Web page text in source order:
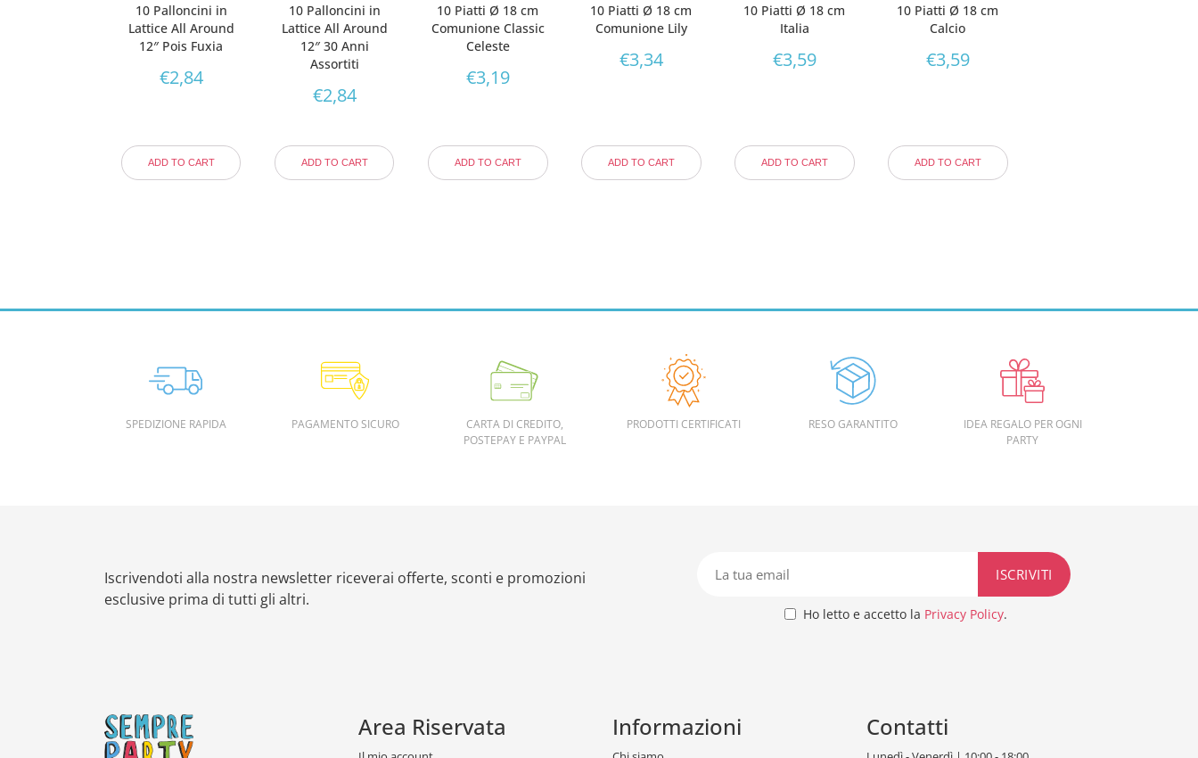
10 Palloncini in
Lattice All Around
12″ Pois Fuxia
€2,84
ADD TO CART
10 Palloncini in
Lattice All Around
12″ 30 Anni
Assortiti
€2,84
ADD TO CART
10 Piatti Ø 18 cm
Comunione Classic
Celeste
€3,19
ADD TO CART
10 Piatti Ø 18 cm
Comunione Lily
€3,34
ADD TO CART
10 Piatti Ø 18 cm
Italia
€3,59
ADD TO CART
10 Piatti Ø 18 cm
Calcio
€3,59
ADD TO CART
SPEDIZIONE RAPIDA PAGAMENTO SICURO
CARTA DI CREDITO,
POSTEPAY E PAYPAL
PRODOTTI CERTIFICATI RESO GARANTITO
IDEA REGALO PER OGNI
PARTY
Iscrivendoti alla nostra newsletter riceverai offerte, sconti e promozioni
esclusive prima di tutti gli altri.
Ho letto e accetto la Privacy Policy.
Area Riservata Informazioni Contatti